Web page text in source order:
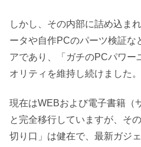
しかし、その内部に詰め込ま
ータや自作PCのパーツ検証な
アであり、「ガチのPCパワー
オリティを維持し続けました。
現在はWEBおよび電子書籍（
と完全移行していますが、そ
切り口」は健在で、最新ガジ